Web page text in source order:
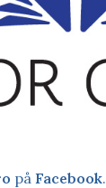
på Facebook.